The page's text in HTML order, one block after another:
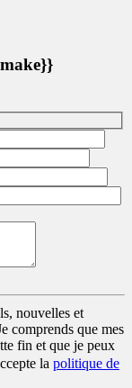
nouvelles et
comprends que mes
fin et que je peux
la politique de